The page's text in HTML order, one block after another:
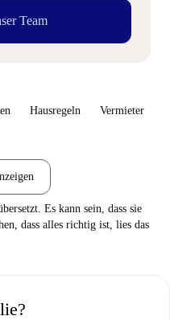
Team
Hausregeln Vermieter
Es kann sein, dass sie
dass alles richtig ist, lies das